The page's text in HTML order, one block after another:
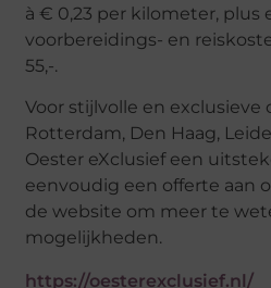
à € 0,23 per kilometer, plus
voorbereidings- en
55,-.
Voor stijlvolle en exclusieve
Rotterdam, Den Haag,
Oester eXclusief een
eenvoudig een offerte aan
de website om meer te
mogelijkheden.
https://oesterexclusief.nl/